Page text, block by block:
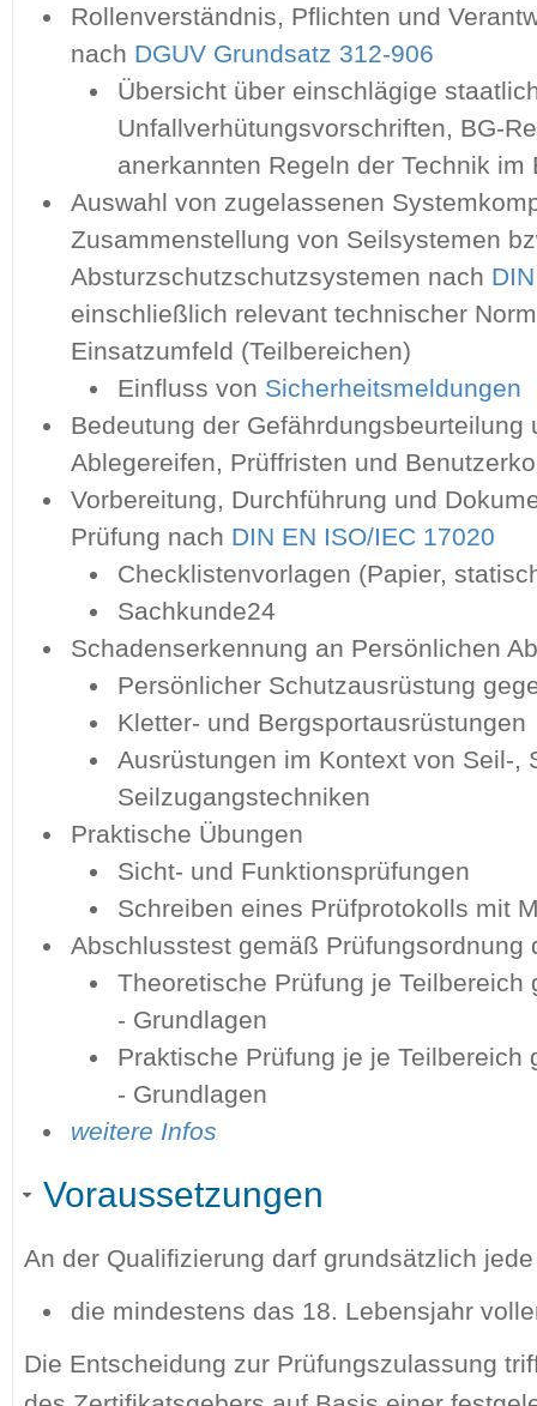
Rollenverständnis, Pflichten und
nach DGUV Grundsatz 312-906
Übersicht über einschlägige
Unfallverhütungsvorschriften, BG-
anerkannten Regeln der Technik
Auswahl von zugelassenen
Zusammenstellung von Seilsystemen
Absturzschutzschutzsystemen nach
einschließlich relevant technischer
Einsatzumfeld (Teilbereichen)
Einfluss von Sicherheitsmeldungen
Bedeutung der Gefährdungsbeurteilung
Ablegereifen, Prüffristen und
Vorbereitung, Durchführung und
Prüfung nach DIN EN ISO/IEC 17020
Checklistenvorlagen (Papier,
Sachkunde24
Schadenserkennung an Persönlichen
Persönlicher Schutzausrüstung
Kletter- und Bergsportausrüstungen
Ausrüstungen im Kontext von Seil-,
Seilzugangstechniken
Praktische Übungen
Sicht- und Funktionsprüfungen
Schreiben eines Prüfprotokolls mit
Abschlusstest gemäß Prüfungsordnung
Theoretische Prüfung je
- Grundlagen
Praktische Prüfung je je
- Grundlagen
weitere Infos
Voraussetzungen
An der Qualifizierung darf grundsätzlich
die mindestens das 18. Lebensjahr
Die Entscheidung zur Prüfungszulassung